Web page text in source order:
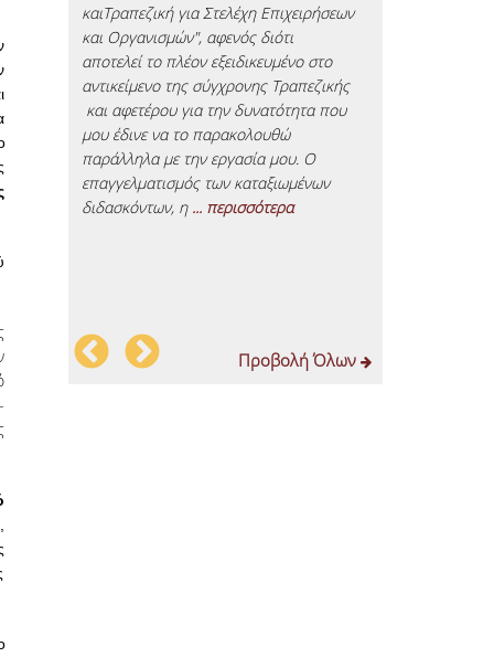
την
της
καιΤραπεζική για Στελέχη Επιχειρήσεων
και Οργανισμών", αφενός διότι
αποτελεί το πλέον εξειδικευμένο στο
αντικείμενο της σύγχρονης Τραπεζικής
και αφετέρου για την δυνατότητα που
μου έδινε να το παρακολουθώ
παράλληλα με την εργασία μου. Ο
επαγγελματισμός των καταξιωμένων
διδασκόντων, η ... περισσότερα
Προβολή Όλων